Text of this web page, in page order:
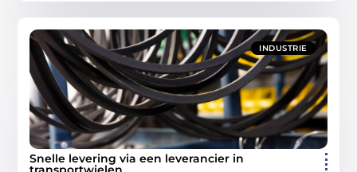
INDUSTRIE
Snelle levering via een leverancier in